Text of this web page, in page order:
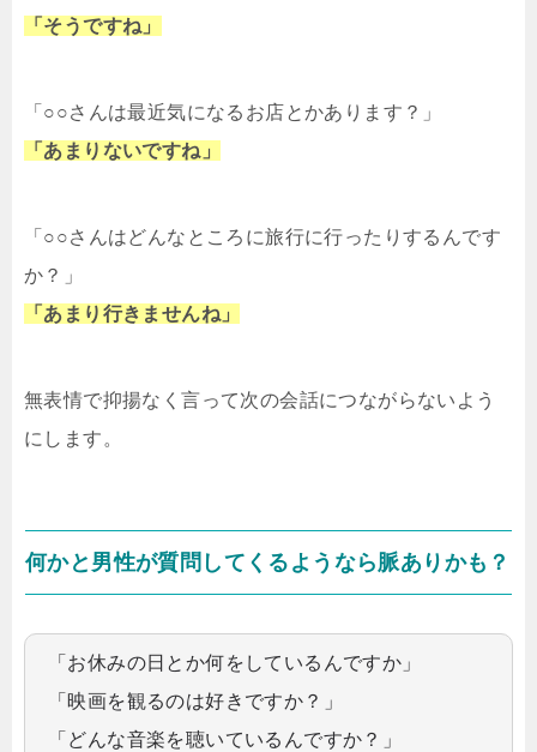
「そうですね」
「○○さんは最近気になるお店とかあります？」
「あまりないですね」
「○○さんはどんなところに旅行に行ったりするんです
か？」
「あまり行きませんね」
無表情で抑揚なく言って次の会話につながらないよう
にします。
何かと男性が質問してくるようなら脈ありかも？
「お休みの日とか何をしているんですか」
「映画を観るのは好きですか？」
「どんな音楽を聴いているんですか？」